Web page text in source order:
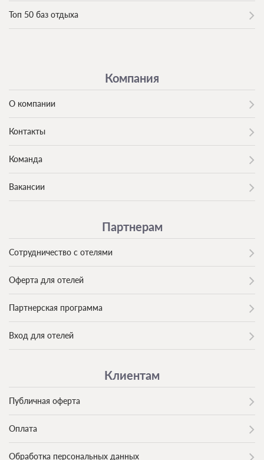
Топ 50 баз отдыха
Компания
О компании
Контакты
Команда
Вакансии
Партнерам
Сотрудничество с отелями
Оферта для отелей
Партнерская программа
Вход для отелей
Клиентам
Публичная оферта
Оплата
Обработка персональных данных